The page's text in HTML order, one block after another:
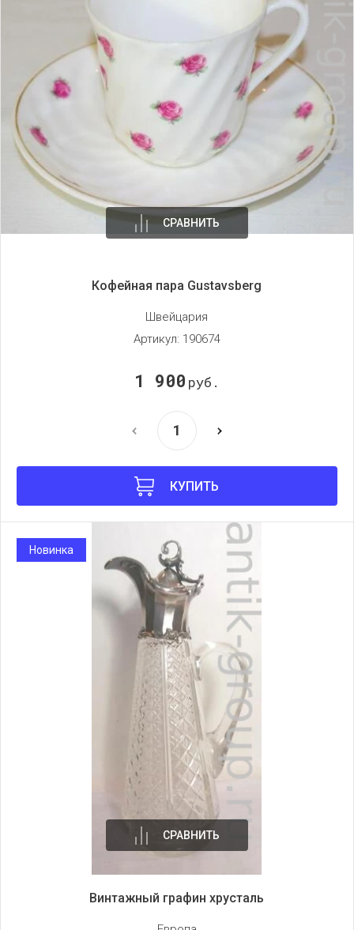
СРАВНИТЬ
Кофейная пара Gustavsberg
Швейцария
Артикул: 190674
1 900 руб.
КУПИТЬ
СРАВНИТЬ
Новинка
Винтажный графин хрусталь